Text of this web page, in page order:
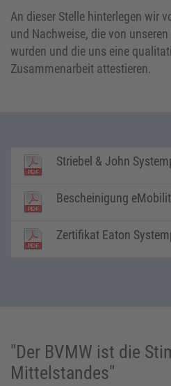
An dieser Stelle hinterlegen wir
und Nachweise, die von
wurden und die uns eine
Zusammenarbeit attestieren.
Striebel & John
Bescheinigung
Zertifikat Eaton
"Der BVMW ist die
Mittelstandes"